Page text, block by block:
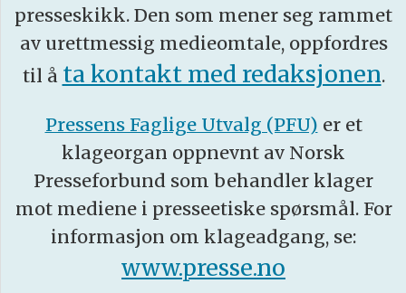
presseskikk. Den som mener seg rammet
av urettmessig medieomtale, oppfordres
til å ta kontakt med redaksjonen.
Pressens Faglige Utvalg (PFU) er et
klageorgan oppnevnt av Norsk
Presseforbund som behandler klager
mot mediene i presseetiske spørsmål. For
informasjon om klageadgang, se:
www.presse.no